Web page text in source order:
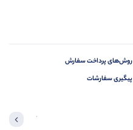
روش‌های پرداخت سفارش
پیگیری سفارشات
آخرین